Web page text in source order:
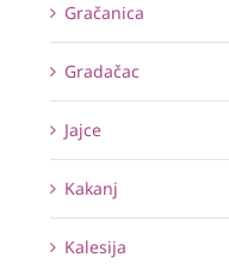
Gračanica
Gradačac
Jajce
Kakanj
Kalesija